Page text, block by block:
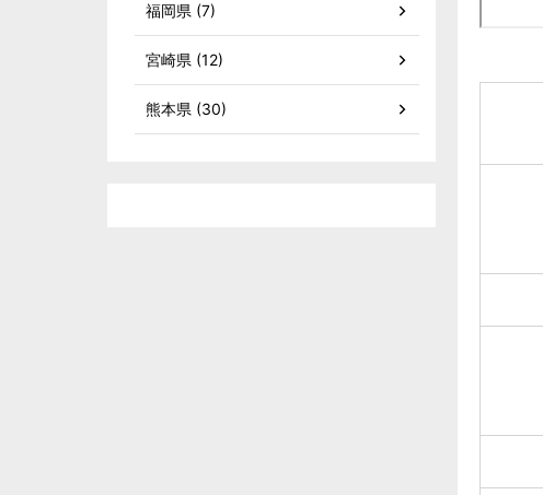
福岡県 (7)
宮崎県 (12)
熊本県 (30)